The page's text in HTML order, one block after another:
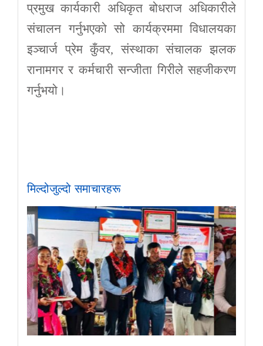
प्रमुख कार्यकारी अधिकृत बोधराज अधिकारीले
संचालन गर्नुभएको सो कार्यक्रममा विधालयका
इञ्चार्ज प्रेम कुँवर, संस्थाका संचालक झलक
रानामगर र कर्मचारी सन्जीता गिरीले सहजीकरण
गर्नुभयो।
मिल्दोजुल्दो समाचारहरू